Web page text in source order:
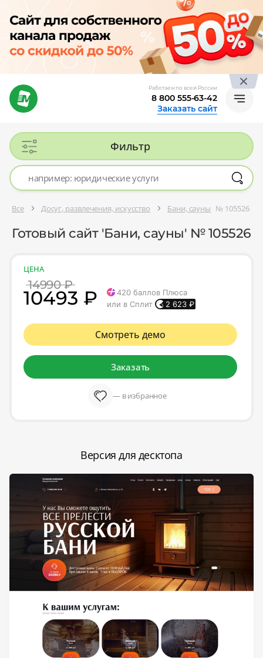
Работаем по всей России
8 800 555-63-42
Заказать сайт
Фильтр
Все Досуг, развлечения, искусство Бани, сауны № 105526
Готовый сайт 'Бани, сауны' № 105526
ЦЕНА
14990 ₽
10493 ₽ 420 баллов Плюса
или в Сплит
2 623 ₽
Смотреть демо
Заказать
— в избранное
Версия для десктопа